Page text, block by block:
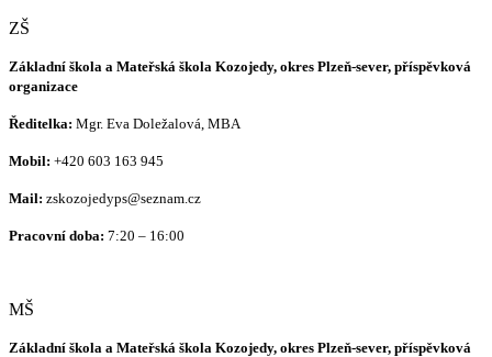
ZŠ
Základní škola a Mateřská škola Kozojedy, okres Plzeň-sever, příspěvková
organizace
Ředitelka: Mgr. Eva Doležalová, MBA
Mobil: +420 603 163 945
Mail: zskozojedyps@seznam.cz
Pracovní doba: 7:20 – 16:00
MŠ
Základní škola a Mateřská škola Kozojedy, okres Plzeň-sever, příspěvková